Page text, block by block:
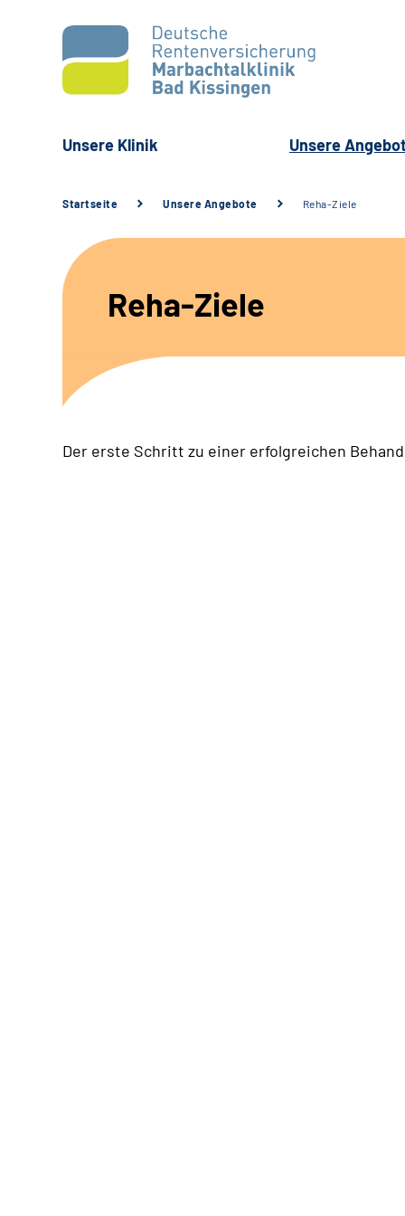
Unsere Klinik Unsere
Startseite Unsere Angebote Reha-Ziele
Reha-Ziele
Der erste Schritt zu einer erfolgreichen